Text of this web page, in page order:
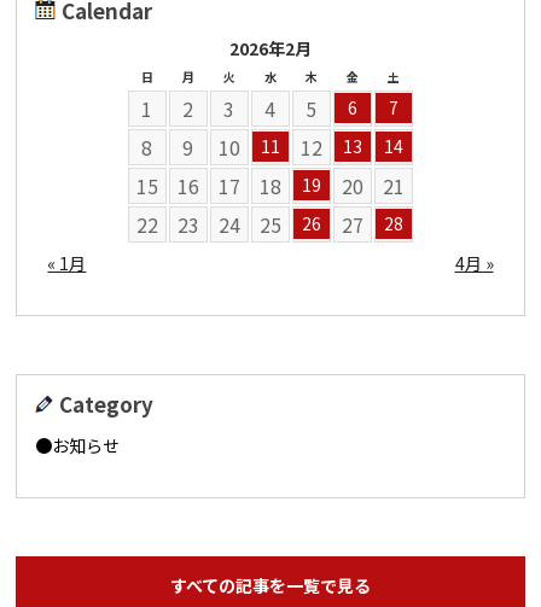
Calendar
2026年2月
日 月 火 水 木 金 土
1 2 3 4 5 6 7
8 9 10 11 12 13 14
15 16 17 18 19 20
21
22
23 24 25 26 27
28
« 1月
4月 »
Category
お知らせ
すべての記事を一覧で見る